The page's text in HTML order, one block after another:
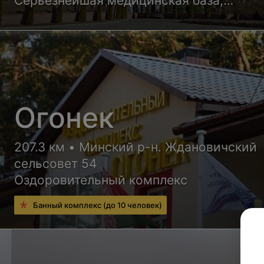
квалифицированные врачи и уютные
корпусов санатория обеспечат Вам
высококлассный отдых с пользой для
здоровья
Огонек
207.3 км • Минский р-н. Ждановичский
сельсовет 54
Оздоровительный комплекс
Банный комплекс (до 10 человек)